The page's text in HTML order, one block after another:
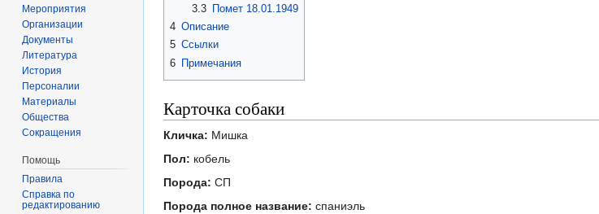
3.3
Помет 18.01.1949
4 Описание
5 Ссылки
6 Примечания
Карточка собаки
Кличка: Мишка
Пол: кобель
Порода: СП
Порода полное название: спаниэль
Мероприятия
Организации
Документы
Литература
История
Персоналии
Материалы
Общества
Сокращения
Помощь
Правила
Справка по
редактированию